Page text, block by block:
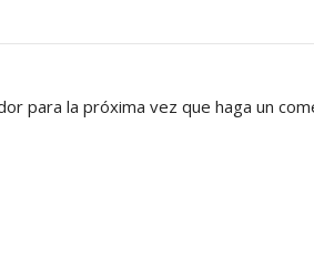
para la próxima vez que haga un